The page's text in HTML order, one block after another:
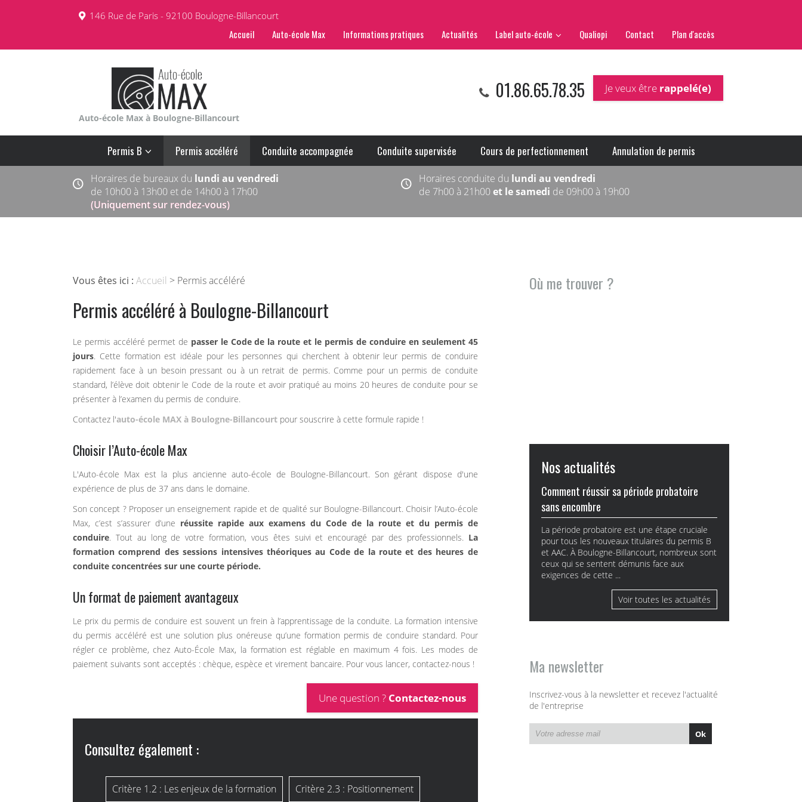
146 Rue de Paris - 92100 Boulogne-Billancourt
Accueil Auto-école Max Informations pratiques Actualités Label auto-école Qualiopi Contact Plan d'accès
Auto-école Max à Boulogne-Billancourt
01.86.65.78.35 Je veux être rappelé(e)
Permis B Permis accéléré Conduite accompagnée Conduite supervisée Cours de perfectionnement Annulation de permis
Horaires de bureaux du lundi au vendredi
de 10h00 à 13h00 et de 14h00 à 17h00
(Uniquement sur rendez-vous)
Horaires conduite du lundi au vendredi
de 7h00 à 21h00et le samedi de 09h00 à 19h00
Vous êtes ici : Accueil > Permis accéléré
Permis accéléré à Boulogne-Billancourt
Le permis accéléré permet de passer le Code de la route et le permis de conduire en seulement 45
jours. Cette formation est idéale pour les personnes qui cherchent à obtenir leur permis de conduire
rapidement face à un besoin pressant ou à un retrait de permis. Comme pour un permis de conduite
standard, l’élève doit obtenir le Code de la route et avoir pratiqué au moins 20 heures de conduite pour se
présenter à l’examen du permis de conduire.
Contactez l'auto-école MAX à Boulogne-Billancourt pour souscrire à cette formule rapide !
Choisir l’Auto-école Max
L'Auto-école Max est la plus ancienne auto-école de Boulogne-Billancourt. Son gérant dispose d'une
expérience de plus de 37 ans dans le domaine.
Son concept ? Proposer un enseignement rapide et de qualité sur Boulogne-Billancourt. Choisir l’Auto-école
Max, c’est s’assurer d’une réussite rapide aux examens du Code de la route et du permis de
conduire. Tout au long de votre formation, vous êtes suivi et encouragé par des professionnels. La
formation comprend des sessions intensives théoriques au Code de la route et des heures de
conduite concentrées sur une courte période.
Un format de paiement avantageux
Le prix du permis de conduire est souvent un frein à l’apprentissage de la conduite. La formation intensive
du permis accéléré est une solution plus onéreuse qu’une formation permis de conduire standard. Pour
régler ce problème, chez Auto-École Max, la formation est réglable en maximum 4 fois. Les modes de
paiement suivants sont acceptés : chèque, espèce et virement bancaire. Pour vous lancer, contactez-nous !
Une question ? Contactez-nous
Consultez également :
Critère 1.2 : Les enjeux de la formation Critère 2.3 : Positionnement
Où me trouver ?
Nos actualités
Comment réussir sa période probatoire
sans encombre
La période probatoire est une étape cruciale
pour tous les nouveaux titulaires du permis B
et AAC. À Boulogne-Billancourt, nombreux sont
ceux qui se sentent démunis face aux
exigences de cette ...
Voir toutes les actualités
Ma newsletter
Inscrivez-vous à la newsletter et recevez l'actualité
de l'entreprise